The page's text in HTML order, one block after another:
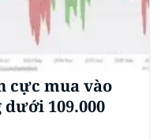
cực mua vào
109.000